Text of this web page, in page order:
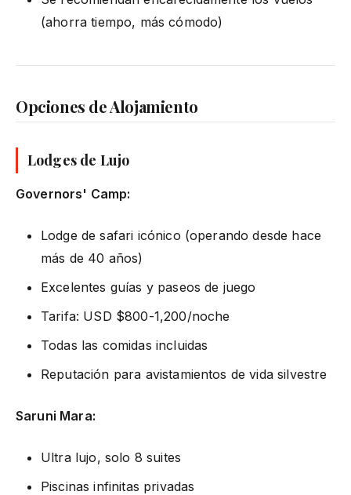
(ahorra tiempo, más cómodo)
Opciones de Alojamiento
Lodges de Lujo
Governors' Camp:
Lodge de safari icónico (operando desde hace
más de 40 años)
Excelentes guías y paseos de juego
Tarifa: USD $800-1,200/noche
Todas las comidas incluidas
Reputación para avistamientos de vida silvestre
Saruni Mara:
Ultra lujo, solo 8 suites
Piscinas infinitas privadas